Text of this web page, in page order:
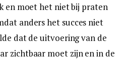
en moet het niet bij praten
anders het succes niet
dat de uitvoering van de
zichtbaar moet zijn en in de